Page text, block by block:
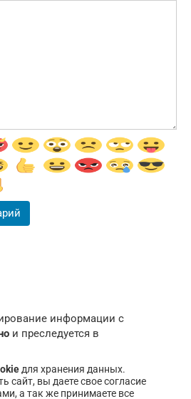
информации с
и преследуется в
для хранения данных.
сайт, вы даете свое согласие
а так же принимаете все